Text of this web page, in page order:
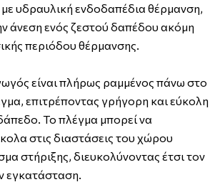
υδραυλική ενδοδαπέδια θέρμανση,
άνεση ενός ζεστού δαπέδου ακόμη
περιόδου θέρμανσης.
είναι πλήρως ραμμένος πάνω στο
επιτρέποντας γρήγορη και εύκολη
Το πλέγμα μπορεί να
στις διαστάσεις του χώρου
στήριξης, διευκολύνοντας έτσι τον
εγκατάσταση.